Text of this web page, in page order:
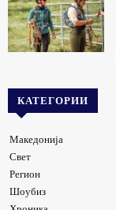
КАТЕГОРИИ
Македонија
Свет
Регион
Шоубиз